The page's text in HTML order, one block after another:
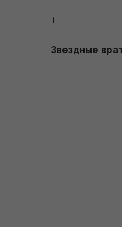
1
Звездные